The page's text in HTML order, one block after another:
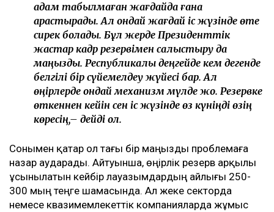
адам табылмаған жағдайда ғана
қарастырады. Ал ондай жағдай іс жүзінде өте
сирек болады. Бұл жерде Президенттік
жастар кадр резервімен салыстыру да
маңызды. Республикалық деңгейде кем дегенде
белгілі бір сүйемелдеу жүйесі бар. Ал
өңірлерде ондай механизм мүлде жоқ. Резервке
өткеннен кейін сен іс жүзінде өз күніңді өзің
көресің,– дейді ол.
Сонымен қатар ол тағы бір маңызды проблемаға
назар аударады. Айтуынша, өңірлік резерв арқылы
ұсынылатын кейбір лауазымдардың айлығы 250-
300 мың теңге шамасында. Ал жеке секторда
немесе квазимемлекеттік компанияларда жұмыс